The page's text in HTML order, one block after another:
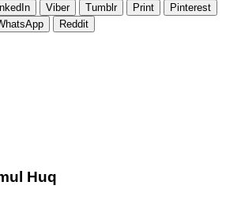
Viber Tumblr Print
Pinterest
Reddit
Huq